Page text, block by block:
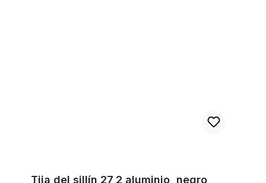
Tija del sillín 27,2 aluminio, negro